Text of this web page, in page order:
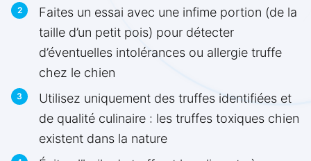
Faites un essai avec une infime portion (de la
taille d’un petit pois) pour détecter
d’éventuelles intolérances ou allergie truffe
chez le chien
Utilisez uniquement des truffes identifiées et
de qualité culinaire : les truffes toxiques chien
existent dans la nature